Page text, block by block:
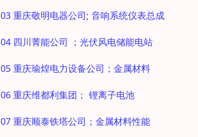
03 重庆敬明电器公司; 音响系统仪表总成
04 四川菁能公司 ；光伏风电储能电站
05 重庆瑜煌电力设备公司；金属材料
06 重庆维都利集团； 锂离子电池
07 重庆顺泰铁塔公司；金属材料性能